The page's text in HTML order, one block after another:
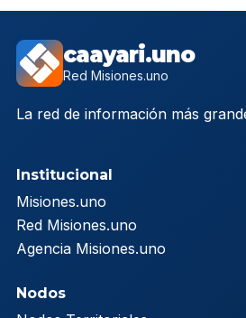
caayari.uno
Red Misiones.uno
La red de información más
Institucional
Misiones.uno
Red Misiones.uno
Agencia Misiones.uno
Nodos